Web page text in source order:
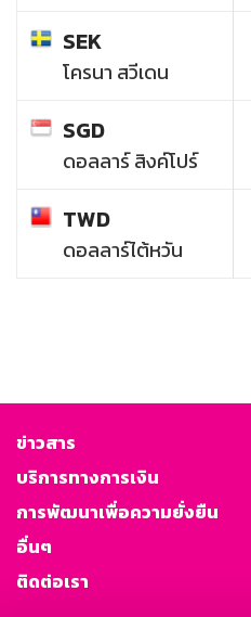
SEK
โครนา สวีเดน
SGD
ดอลลาร์ สิงค์โปร์
TWD
ดอลลาร์ไต้หวัน
ข่าวสาร
บริการทางการเงิน
การพัฒนาเพื่อความยั่งยืน
อื่นๆ
ติดต่อเรา